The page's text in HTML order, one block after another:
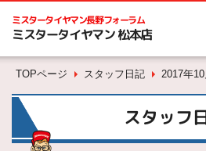
ミスタータイヤマン長野フォーラム
ミスタータイヤマン 松本店
TOPページ スタッフ日記 2017年10
スタッフ